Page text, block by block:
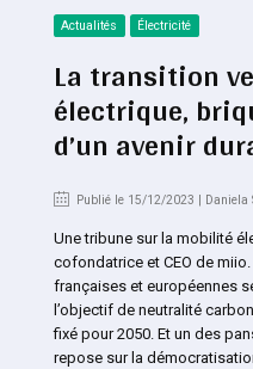
Actualités Électricité
La transition
électrique,
d’un avenir
Publié le 15/12/2023 | Daniela
Une tribune sur la mobilité
cofondatrice et CEO de
françaises et européennes
l’objectif de neutralité
fixé pour 2050. Et un des
repose sur la